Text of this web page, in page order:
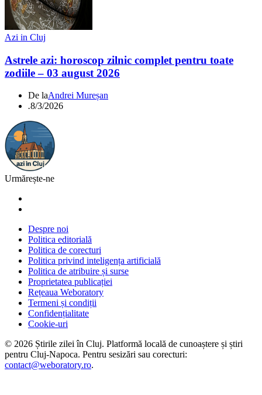
Azi in Cluj
Astrele azi: horoscop zilnic complet pentru toate
zodiile – 03 august 2026
De laAndrei Mureșan
.8/3/2026
Urmărește-ne
Despre noi
Politica editorială
Politica de corecturi
Politica privind inteligența artificială
Politica de atribuire și surse
Proprietatea publicației
Rețeaua Weboratory
Termeni și condiții
Confidențialitate
Cookie-uri
© 2026 Știrile zilei în Cluj. Platformă locală de cunoaștere și știri
pentru Cluj-Napoca. Pentru sesizări sau corecturi:
contact@weboratory.ro.